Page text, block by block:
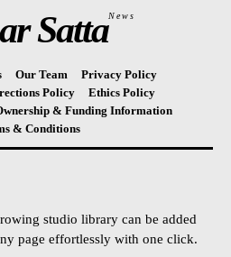
SattaNews
Our Team
Privacy Policy
Policy
Ethics Policy
& Funding Information
& Conditions
studio library can be added
page effortlessly with one click.